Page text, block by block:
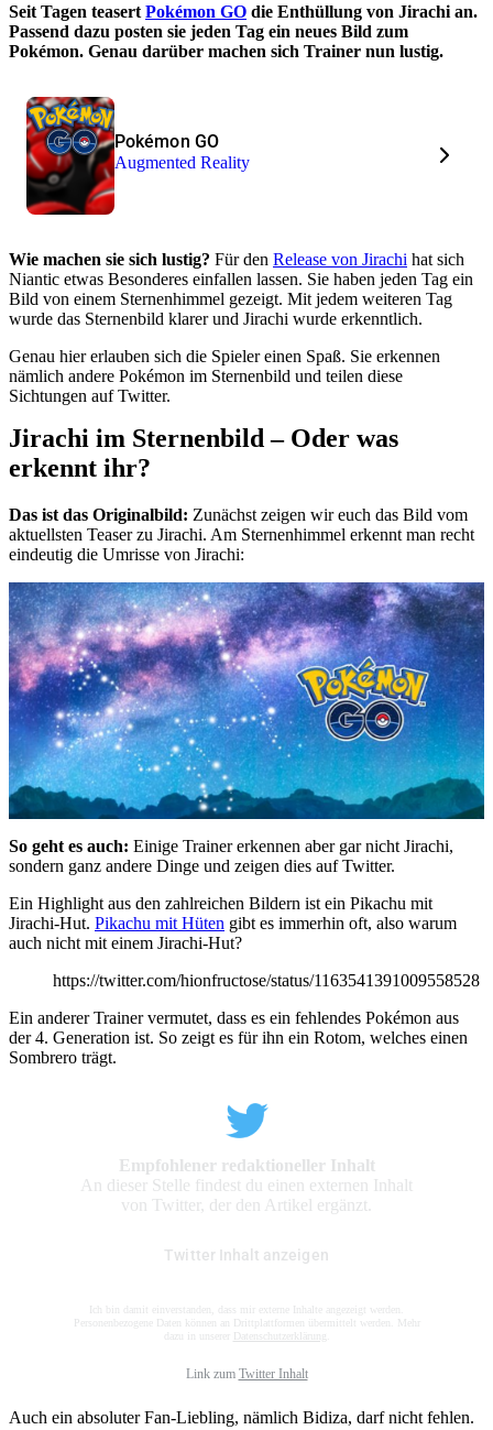
Seit Tagen teasert Pokémon GO die Enthüllung von Jirachi an.
Passend dazu posten sie jeden Tag ein neues Bild zum
Pokémon. Genau darüber machen sich Trainer nun lustig.
Pokémon GO
Augmented Reality
Wie machen sie sich lustig? Für den Release von Jirachi hat sich
Niantic etwas Besonderes einfallen lassen. Sie haben jeden Tag ein
Bild von einem Sternenhimmel gezeigt. Mit jedem weiteren Tag
wurde das Sternenbild klarer und Jirachi wurde erkenntlich.
Genau hier erlauben sich die Spieler einen Spaß. Sie erkennen
nämlich andere Pokémon im Sternenbild und teilen diese
Sichtungen auf Twitter.
Jirachi im Sternenbild – Oder was
erkennt ihr?
Das ist das Originalbild: Zunächst zeigen wir euch das Bild vom
aktuellsten Teaser zu Jirachi. Am Sternenhimmel erkennt man recht
eindeutig die Umrisse von Jirachi:
So geht es auch: Einige Trainer erkennen aber gar nicht Jirachi,
sondern ganz andere Dinge und zeigen dies auf Twitter.
Ein Highlight aus den zahlreichen Bildern ist ein Pikachu mit
Jirachi-Hut. Pikachu mit Hüten gibt es immerhin oft, also warum
auch nicht mit einem Jirachi-Hut?
https://twitter.com/hionfructose/status/1163541391009558528
Ein anderer Trainer vermutet, dass es ein fehlendes Pokémon aus
der 4. Generation ist. So zeigt es für ihn ein Rotom, welches einen
Sombrero trägt.
Empfohlener redaktioneller Inhalt
An dieser Stelle findest du einen externen Inhalt
von Twitter, der den Artikel ergänzt.
Twitter Inhalt anzeigen
Ich bin damit einverstanden, dass mir externe Inhalte angezeigt werden.
Personenbezogene Daten können an Drittplattformen übermittelt werden. Mehr
Datenschutzerklärung
Link zum Twitter Inhalt
Auch ein absoluter Fan-Liebling, nämlich Bidiza, darf nicht fehlen.